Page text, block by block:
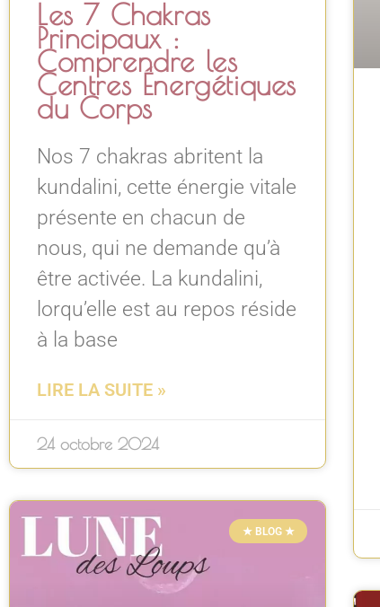
Les 7 Chakras
Principaux :
Comprendre les
Centres Énergétiques
du Corps
Nos 7 chakras abritent la
kundalini, cette énergie vitale
présente en chacun de
nous, qui ne demande qu’à
être activée. La kundalini,
lorqu’elle est au repos réside
à la base
LIRE LA SUITE »
24 octobre 2024
★ BLOG ★